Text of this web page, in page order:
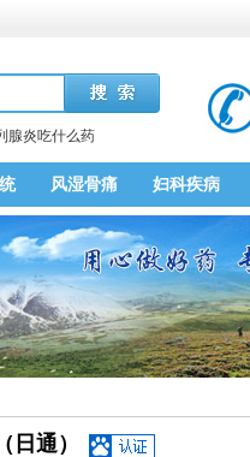
腺炎吃什么药
风湿骨痛 妇科疾病
日通）